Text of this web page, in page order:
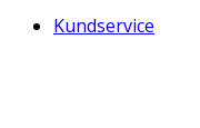
Kundservice